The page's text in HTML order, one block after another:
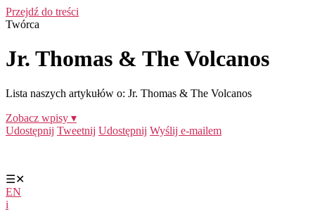
Przejdź do treści
Twórca
Jr. Thomas & The Volcanos
Lista naszych artykułów o: Jr. Thomas & The Volcanos
Zobacz wpisy ▾
Udostępnij Tweetnij Udostępnij Wyślij e-mailem
☰✕
EN
i